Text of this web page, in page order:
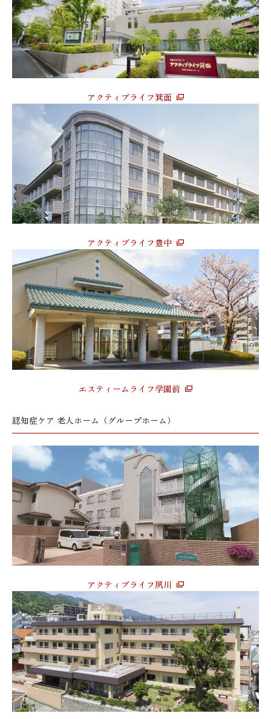
アクティブライフ箕面
アクティブライフ豊中
エスティームライフ学園前
認知症ケア 老人ホーム（グループホーム）
アクティブライフ夙川